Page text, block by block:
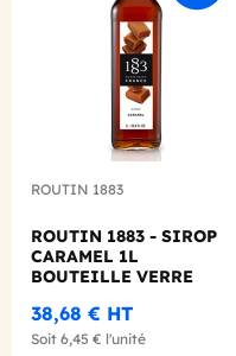
ROUTIN 1883
ROUTIN 1883 - SIROP
CARAMEL 1L
BOUTEILLE VERRE
38,68 € HT
Soit 6,45 € l'unité